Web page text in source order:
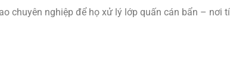
chuyên nghiệp để họ xử lý lớp quấn cán bẩn – nơi